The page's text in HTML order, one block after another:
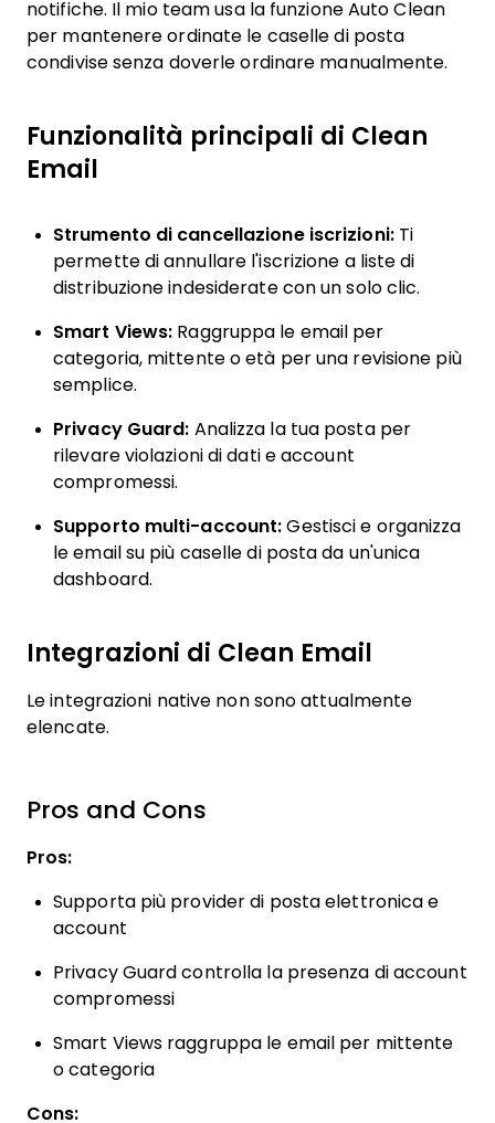
notifiche. Il mio team usa la funzione Auto Clean
per mantenere ordinate le caselle di posta
condivise senza doverle ordinare manualmente.
Funzionalità principali di Clean
Email
Strumento di cancellazione iscrizioni:Ti
permette di annullare l'iscrizione a liste di
distribuzione indesiderate con un solo clic.
Smart Views: Raggruppa le email per
categoria, mittente o età per una revisione più
semplice.
Privacy Guard: Analizza la tua posta per
rilevare violazioni di dati e account
compromessi.
Supporto multi-account: Gestisci e organizza
le email su più caselle di posta da un'unica
dashboard.
Integrazioni di Clean Email
Le integrazioni native non sono attualmente
elencate.
Pros and Cons
Pros:
Supporta più provider di posta elettronica e
account
Privacy Guard controlla la presenza di account
compromessi
Smart Views raggruppa le email per mittente
o categoria
Cons: